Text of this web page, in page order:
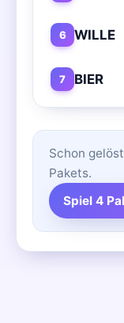
6 WILLE
7 BIER
Schon
Pakets.
Spiel 4